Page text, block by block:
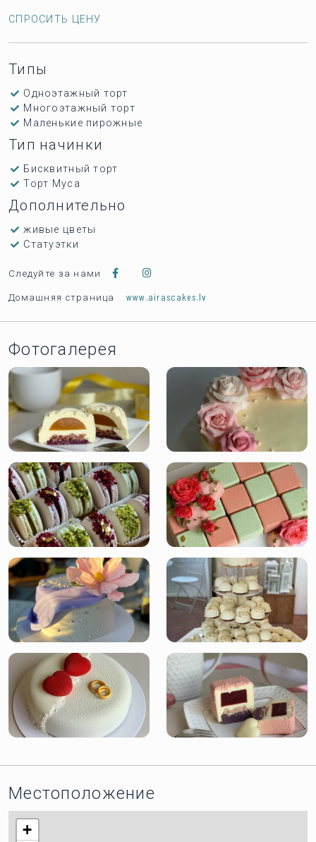
СПРОСИТЬ ЦЕНУ
Типы
Одноэтажный торт
Многоэтажный торт
Маленькие пирожные
Тип начинки
Бисквитный торт
Торт Муса
Дополнительно
живые цветы
Статуэтки
Следуйте за нами
Домашняя страница www.airascakes.lv
Фотогалерея
Местоположение
+